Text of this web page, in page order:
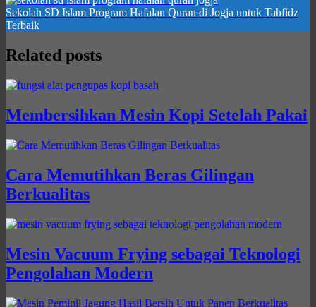
Sekolah SD Islam Program Hafalan Quran di Jogja untuk Tahfidz
Terbaik
Related posts
Membersihkan Mesin Kopi Setelah Pakai
Cara Memutihkan Beras Gilingan
Berkualitas
Mesin Vacuum Frying sebagai Teknologi
Pengolahan Modern